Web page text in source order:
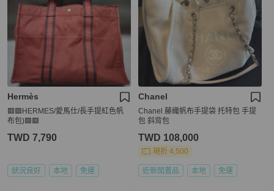
Hermès
🟥🟪HERMES/愛馬仕/長手提紅色帆
布包)🟪🟥
TWD 7,790
狀況良好 本地 免運
Chanel
Chanel 藤織帆布手提袋 托特包 手提
包 斜背包
TWD 108,000
現折 4,500
近新閒置品 本地 免運